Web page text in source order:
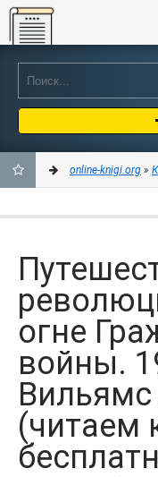
Online-
ЗАКЛАДКИ
online-knigi.org »
огне
войны.
Вильямс
(читаем